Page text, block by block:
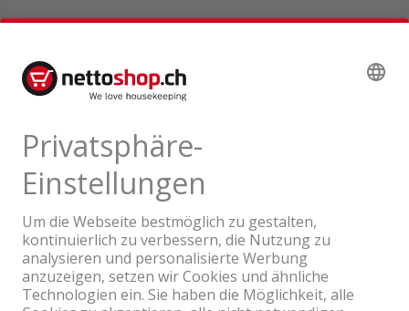
Produktbewertungen
Ein Unternehmen der Coop Gruppe